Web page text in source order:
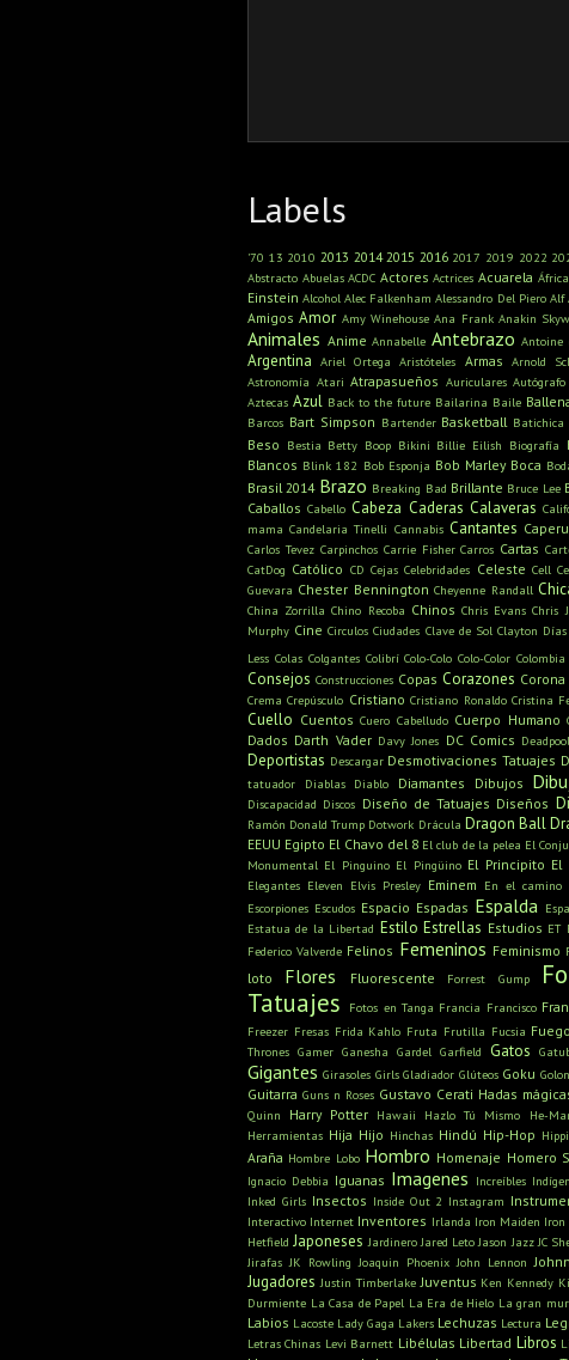
Labels
'70 13 2010 2013 2014 2015 2016 2017 2019 2022
Abstracto Abuelas ACDC Actores Actrices Acuarela África
Einstein Alcohol Alec Falkenham Alessandro Del Piero Alf
Amigos Amor Amy Winehouse Ana Frank Anakin
Animales Anime Annabelle Antebrazo Antoine
Argentina Ariel Ortega Aristóteles Armas Arnold
Astronomía Atari Atrapasueños Auriculares Autógrafo
Aztecas Azul Back to the future Bailarina Baile
Barcos Bart Simpson Bartender Basketball Batichica
Beso Bestia Betty Boop Bikini Billie Eilish Biografía
Blancos Blink 182 Bob Esponja Bob Marley Boca
Brasil 2014 Brazo Breaking Bad Brillante Bruce Lee
Caballos Cabello Cabeza Caderas Calaveras
mama Candelaria Tinelli Cannabis Cantantes
Carlos Tevez Carpinchos Carrie Fisher Carros Cartas
CatDog Católico CD Cejas Celebridades Celeste Cell
Guevara Chester Bennington Cheyenne Randall
China Zorrilla Chino Recoba Chinos Chris Evans Chris
Murphy Cine Circulos Ciudades Clave de Sol Clayton Días
Less Colas Colgantes Colibrí Colo-Colo Colo-Color Colombia
Consejos Construcciones Copas Corazones Corona
Crema Crepúsculo Cristiano Cristiano Ronaldo Cristina
Cuello Cuentos Cuero Cabelludo Cuerpo Humano
Dados Darth Vader Davy Jones DC Comics Deadpool
Deportistas Descargar Desmotivaciones Tatuajes
tatuador
Diablas Diablo Diamantes Dibujos
Discapacidad Discos Diseño de Tatuajes Diseños
Ramón Donald Trump Dotwork Drácula Dragon Ball
EEUU Egipto El Chavo del 8 El club de la pelea El
Monumental El Pinguino El Pingüino El Principito El
Elegantes Eleven Elvis Presley Eminem En el camino
Escorpiones Escudos Espacio Espadas Espalda
Estatua de la Libertad Estilo Estrellas Estudios ET
Federico Valverde Felinos Femeninos Feminismo
loto
Flores Fluorescente Forrest Gump
Tatuajes
Fotos en Tanga Francia Francisco
Freezer Fresas Frida Kahlo Fruta Frutilla Fucsia Fuego
Thrones Gamer Ganesha Gardel Garfield Gatos
Gigantes Girasoles Girls Gladiador Glúteos Goku
Guitarra Guns n Roses Gustavo Cerati Hadas
Quinn
Harry Potter Hawaii Hazlo Tú Mismo He-
Herramientas Hija Hijo Hinchas Hindú Hip-Hop
Araña Hombre Lobo Hombro Homenaje Homero
Ignacio Debbia Iguanas Imagenes Increíbles
Inked Girls Insectos Inside Out 2 Instagram
Interactivo Internet Inventores Irlanda Iron Maiden
Hetfield Japoneses Jardinero Jared Leto Jason Jazz JC
Jirafas JK Rowling Joaquin Phoenix John Lennon
Jugadores Justin Timberlake Juventus Ken Kennedy
Durmiente La Casa de Papel La Era de Hielo La gran
Labios Lacoste Lady Gaga Lakers Lechuzas Lectura
Letras Chinas Levi Barnett Libélulas Libertad Libros